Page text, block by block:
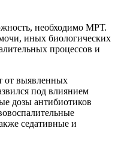
необходимо МРТ.
иных биологических
процессов и
от выявленных
под влиянием
дозы антибиотиков
седативные и